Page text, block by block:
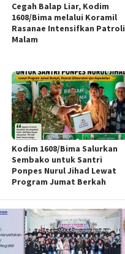
Cegah Balap Liar, Kodim
1608/Bima melalui Koramil
Rasanae Intensifkan Patroli
Malam
Kodim 1608/Bima Salurkan
Sembako untuk Santri
Ponpes Nurul Jihad Lewat
Program Jumat Berkah